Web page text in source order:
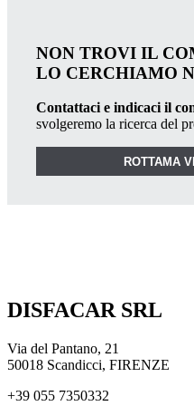
NON TROVI IL
LO CERCHIAMO
Contattaci e indicaci il
svolgeremo la ricerca del
ROTTAMA
DISFACAR SRL
Via del Pantano, 21
50018 Scandicci, FIRENZE
+39 055 7350332